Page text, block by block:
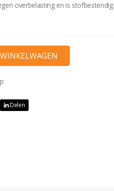
overbelasting en is stofbestendig.
Delen